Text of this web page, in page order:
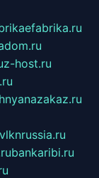
z-host.ru
vlknrussia.ru
bankaribi.ru